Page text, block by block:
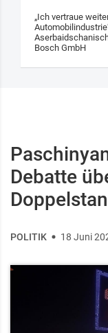
„Ich vertraue
Bosch GmbH
Debatte
POLITIK 18 Juni